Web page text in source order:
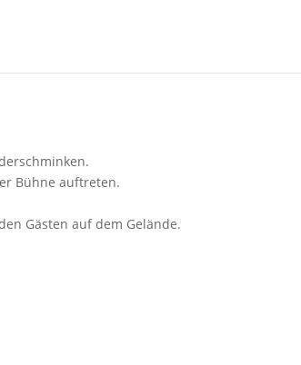
Bühne auftreten.
Gästen auf dem Gelände.